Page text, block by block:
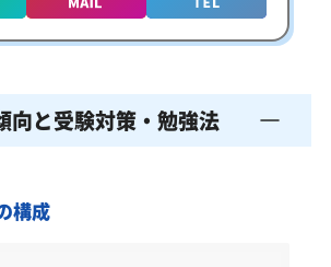
向と受験対策・勉強法
構成